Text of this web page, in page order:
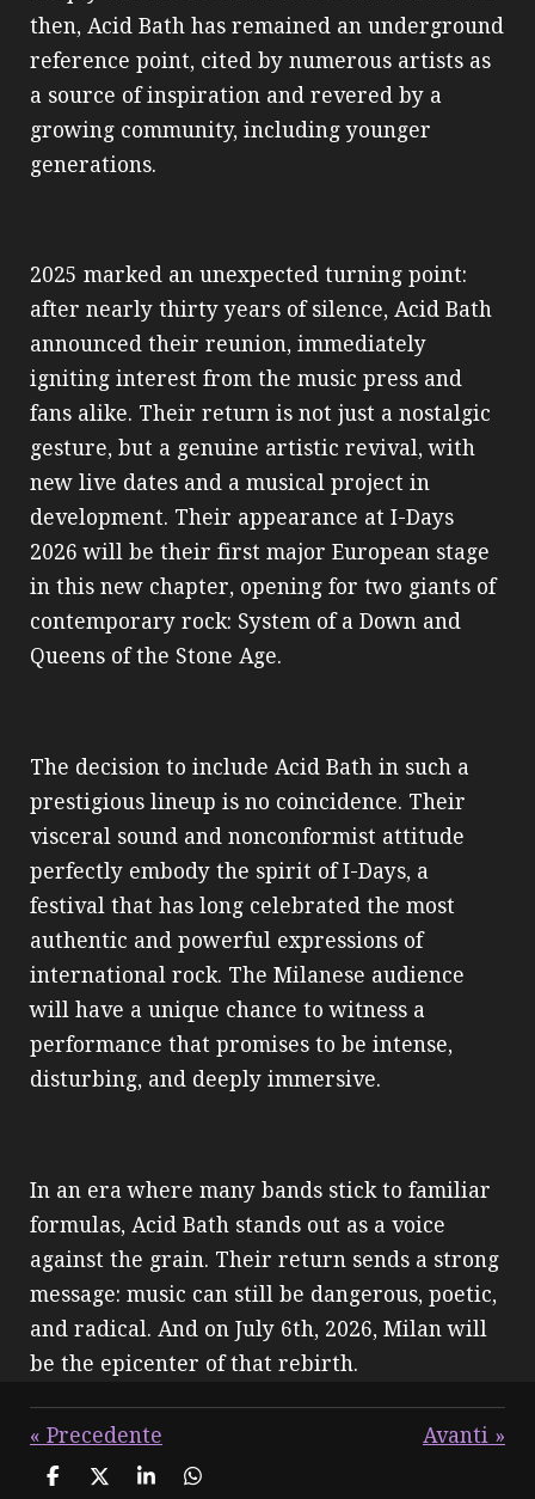
then, Acid Bath has remained an underground
reference point, cited by numerous artists as
a source of inspiration and revered by a
growing community, including younger
generations.
2025 marked an unexpected turning point:
after nearly thirty years of silence, Acid Bath
announced their reunion, immediately
igniting interest from the music press and
fans alike. Their return is not just a nostalgic
gesture, but a genuine artistic revival, with
new live dates and a musical project in
development. Their appearance at I-Days
2026 will be their first major European stage
in this new chapter, opening for two giants of
contemporary rock: System of a Down and
Queens of the Stone Age.
The decision to include Acid Bath in such a
prestigious lineup is no coincidence. Their
visceral sound and nonconformist attitude
perfectly embody the spirit of I-Days, a
festival that has long celebrated the most
authentic and powerful expressions of
international rock. The Milanese audience
will have a unique chance to witness a
performance that promises to be intense,
disturbing, and deeply immersive.
In an era where many bands stick to familiar
formulas, Acid Bath stands out as a voice
against the grain. Their return sends a strong
message: music can still be dangerous, poetic,
and radical. And on July 6th, 2026, Milan will
be the epicenter of that rebirth.
« Precedente Avanti »
C
C
C
C